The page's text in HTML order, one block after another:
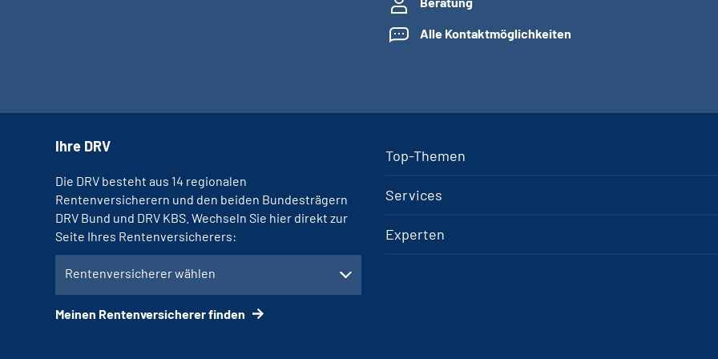
Alle Kontaktmöglichkeiten
Top-Themen
Services
Experten
Ihre DRV
Die DRV besteht aus 14 regionalen
Rentenversicherern und den beiden Bundesträgern
DRV Bund und DRV KBS. Wechseln Sie hier direkt zur
Seite Ihres Rentenversicherers:
Rentenversicherer wählen
Meinen Rentenversicherer finden